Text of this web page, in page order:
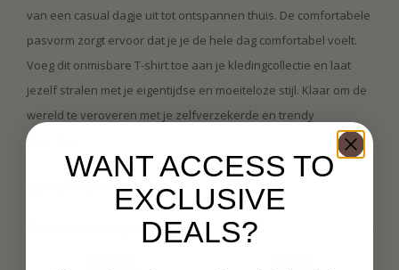
van een casual dagje uit tot ontspannen thuis. De comfortabele
pasvorm zorgt ervoor dat je je de hele dag comfortabel voelt.
Voeg dit onmisbare T-shirt toe aan je kledingcollectie en laat
jezelf stralen met je eigentijdse en moeiteloze stijl. Klaar om de
wereld te veroveren met je zelfverzekerde en trendy
uitstraling.
Specificaties
Gerelateerde producten
WANT ACCESS TO
EXCLUSIVE
DEALS?